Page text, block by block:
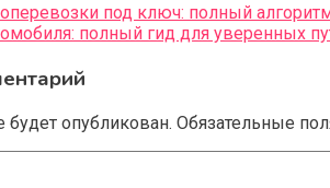
под ключ: полный
полный гид для уверенных
будет опубликован. Обязательные